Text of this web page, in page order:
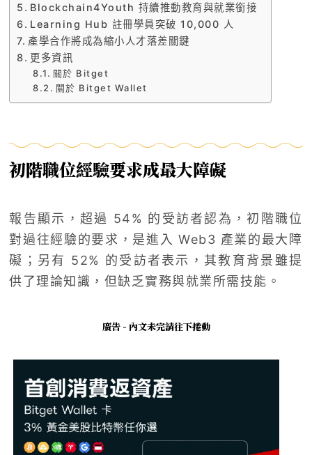
Blockchain4Youth 持續推動教育與就業銜接
Learning Hub 註冊學員突破 10,000 人
產學合作將成為縮小人才落差關鍵
更多資訊
關於 Bitget
關於 Bitget Wallet
初階職位經驗要求成最大障礙
報告顯示，超過 54% 的受訪者認為，初階職位
對過往經驗的要求，是進入 Web3 產業的最大障
礙；另有 52% 的受訪者表示，其教育背景雖提
供了理論知識，但缺乏實務與就業所需技能。
廣告 - 內文未完請往下捲動